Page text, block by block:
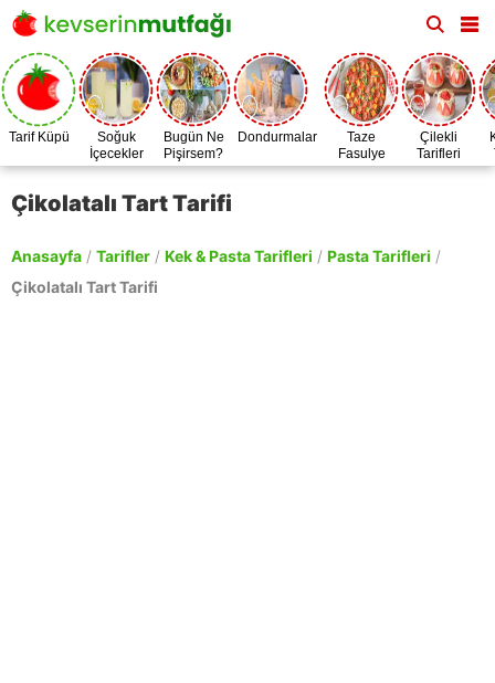
Tarif Küpü
Soğuk
İçecekler
Bugün Ne
Pişirsem?
Dondurmalar
Taze
Fasulye
Zamanı
Çilekli
Tarifleri
Çikolatalı Tart Tarifi
Anasayfa / Tarifler / Kek & Pasta Tarifleri / Pasta Tarifleri /
Çikolatalı Tart Tarifi